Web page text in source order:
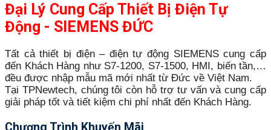
Đại Lý Cung Cấp Thiết Bị Điện Tự
Động - SIEMENS ĐỨC
Tất cả thiết bị điện – điện tự động SIEMENS cung cấp
đến Khách Hàng như S7-1200, S7-1500, HMI, biến tần,…
đều được nhập mẫu mã mới nhất từ Đức về Việt Nam.
Tại TPNewtech, chúng tôi còn hỗ trợ tư vấn và cung cấp
giải pháp tốt và tiết kiệm chi phí nhất đến Khách Hàng.
Chương Trình Khuyến Mãi